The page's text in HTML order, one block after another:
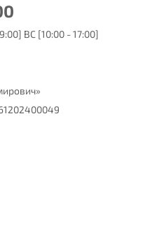
ВС [10:00 - 17:00]